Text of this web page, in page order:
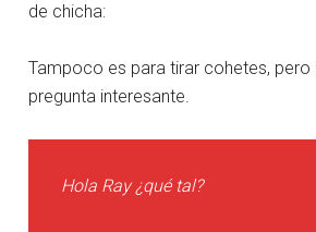
de chicha:
Tampoco es para tirar cohetes, pero
pregunta interesante.
Hola Ray ¿qué tal?